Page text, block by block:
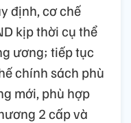
định, cơ chế
kịp thời cụ thể
ương; tiếp tục
chính sách phù
mới, phù hợp
2 cấp và